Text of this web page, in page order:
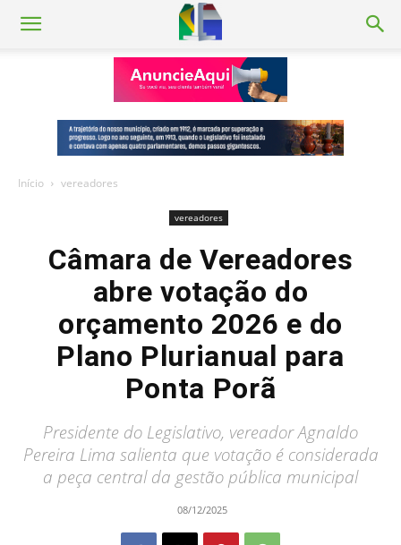
Início vereadores
vereadores
Câmara de Vereadores
abre votação do
orçamento 2026 e do
Plano Plurianual para
Ponta Porã
Presidente do Legislativo, vereador Agnaldo
Pereira Lima salienta que votação é considerada
a peça central da gestão pública municipal
08/12/2025